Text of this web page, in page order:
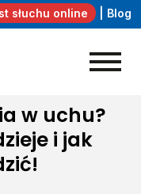
słuchu online Blog
w uchu?
i jak